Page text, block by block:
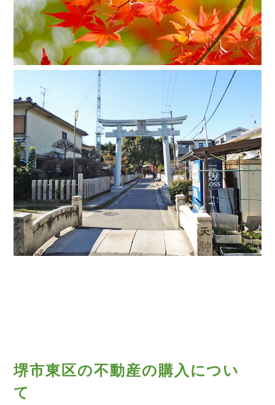
堺市東区の不動産の購入につい
て